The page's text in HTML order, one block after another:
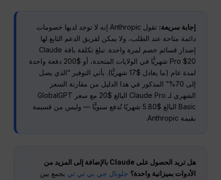
إجابة سريعة:
تقول Anthropic إنه لا توجد لديها خصومات
دائمة متاحة عند الطلب، ولا يمكن لفريق الدعم التابع لها
إصدار قسائم خصم لمرة واحدة. تبلغ تكلفة باقة Claude
Pro $20 شهريًّا في الولايات المتحدة، أو $200 دفعة واحدة
لمدة عام (ما يعادل $17 شهريًّا). يأتي التوفير “الذي يصل
إلى 70%” المذكور في هذا الدليل من مقارنة السعر
الشهري لـ Claude Pro البالغ $20 مع سعر GlobalGPT
Basic البالغ $5.80 شهريًا تُدفع سنويًّا — وليس من قسيمة
بقيمة Anthropic.
هل تريد الحصول على Claude بالإضافة إلى المزيد من
الأدوات بميزانية واحدة؟ جلوبال جي بي تي تي يجمع بين